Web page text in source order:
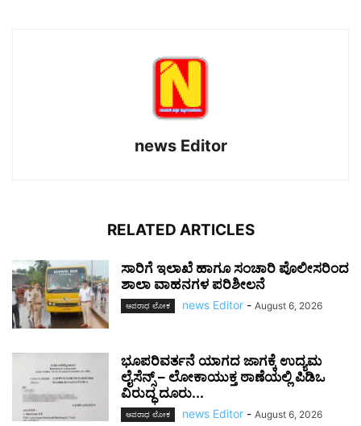
news Editor
RELATED ARTICLES
ಸಾರಿಗೆ ಇಲಾಖೆ ಹಾಗೂ ಸಂಚಾರಿ ಪೊಲೀಸರಿಂದ
ಶಾಲಾ ವಾಹನಗಳ ಪರಿಶೀಲನೆ
ಅಪರಾಧ ಲೋಕ news Editor - August 6, 2026
ಭೂಪರಿವರ್ತನೆ ಯಾಗದ ಜಾಗಕ್ಕೆ ಉದ್ಯಮ
ಲೈಸೆನ್ಸ್ – ಲೋಕಾಯುಕ್ತ ಠಾಣೆಯಲ್ಲಿ ಪಿಡಿಒ
ವಿರುದ್ಧ ದೂರು...
ಅಪರಾಧ ಲೋಕ news Editor - August 6, 2026